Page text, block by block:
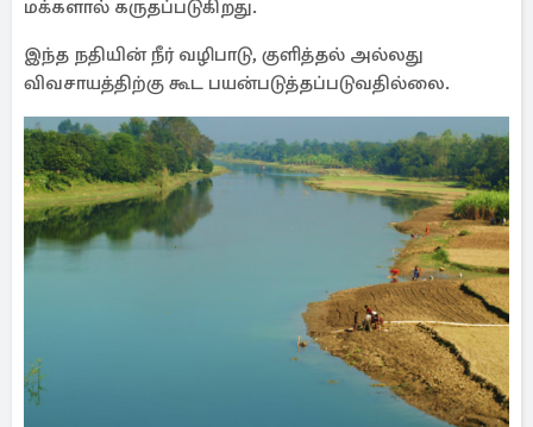
மக்களால் கருதப்படுகிறது.
இந்த நதியின் நீர் வழிபாடு, குளித்தல் அல்லது
விவசாயத்திற்கு கூட பயன்படுத்தப்படுவதில்லை.